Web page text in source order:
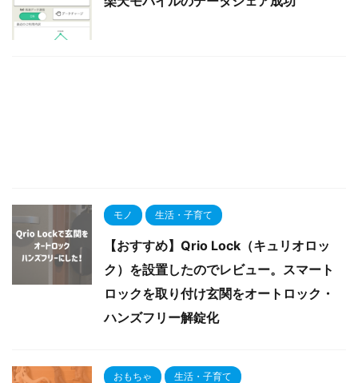
モノ 生活・子育て
【おすすめ】Qrio Lock（キュリオロッ
ク）を設置したのでレビュー。スマート
ロックを取り付け玄関をオートロック・
ハンズフリー解錠化
おもちゃ 生活・子育て